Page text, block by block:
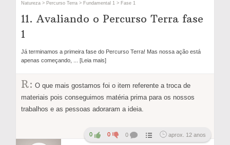
Natureza > Percurso Terra > Fundamental 1 > Fase 1
11. Avaliando o Percurso Terra fase
1
Já terminamos a primeira fase do Percurso Terra! Mas nossa ação está
apenas começando,
... [Leia mais]
R: O que mais gostamos foi o item referente a troca de
materiais pois conseguimos matéria prima para os nossos
trabalhos e as pessoas adoraram a ideia.
0 0 0 aprox. 12 anos